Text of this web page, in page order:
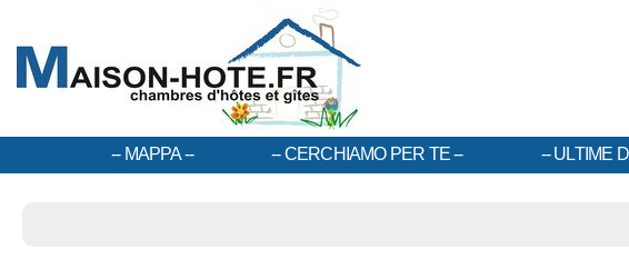
MAPPA CERCHIAMO PER TE ULTIME